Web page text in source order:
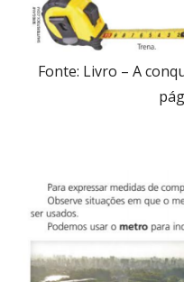
Fonte: Livro – A